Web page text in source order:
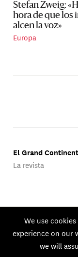
Stefan Zweig:
hora de que los
alcen la voz»
Europa
El Grand Continent
La revista
© 2026 GEG.
We use
experience on our
we will